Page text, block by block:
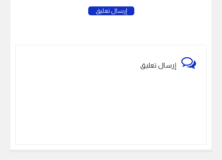
إرسال تعليق
إرسال تعليق